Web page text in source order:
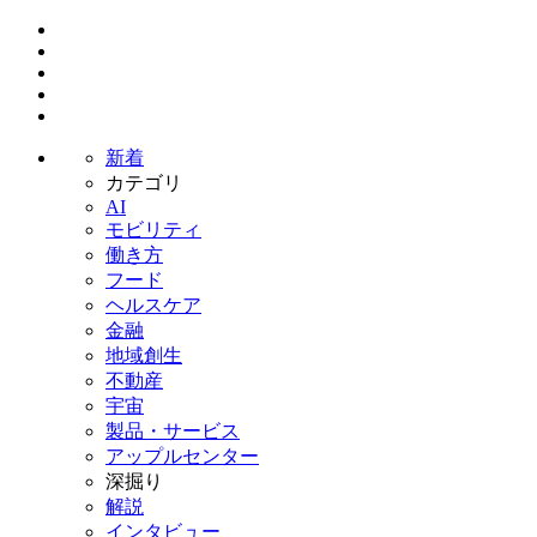
新着
カテゴリ
AI
モビリティ
働き方
フード
ヘルスケア
金融
地域創生
不動産
宇宙
製品・サービス
アップルセンター
深掘り
解説
インタビュー